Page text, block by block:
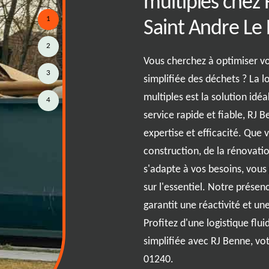
benne où la rapidité et
C'est exactement ce que
Saint Andre Le Bouchoux.
Notre équipe dédiée garantit
vous permettant de vous
le choix de la tranquillité avec
Saint Andre
Vous cherchez à optimiser
simplifiée des déchets ? La
multiples est la solution
service rapide et fiable, RJ
expertise et efficacité. Que
construction, de la
s'adapte à vos besoins,
sur l'essentiel. Notre
garantit une réactivité et
Profitez d'une logistique
simplifiée avec RJ Benne,
01240.
1
2
3
4